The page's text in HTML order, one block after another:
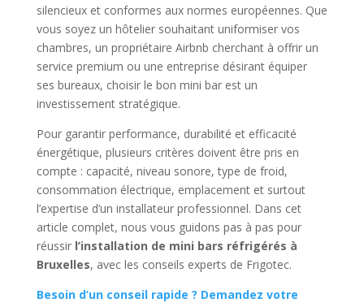
silencieux et conformes aux normes européennes. Que
vous soyez un hôtelier souhaitant uniformiser vos
chambres, un propriétaire Airbnb cherchant à offrir un
service premium ou une entreprise désirant équiper
ses bureaux, choisir le bon mini bar est un
investissement stratégique.
Pour garantir performance, durabilité et efficacité
énergétique, plusieurs critères doivent être pris en
compte : capacité, niveau sonore, type de froid,
consommation électrique, emplacement et surtout
l’expertise d’un installateur professionnel. Dans cet
article complet, nous vous guidons pas à pas pour
réussir l’installation de mini bars réfrigérés à
Bruxelles, avec les conseils experts de Frigotec.
Besoin d’un conseil rapide ? Demandez votre